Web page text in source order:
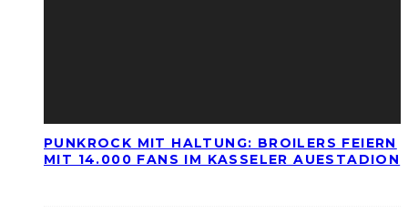
PUNKROCK MIT HALTUNG: BROILERS FEIERN
MIT 14.000 FANS IM KASSELER AUESTADION